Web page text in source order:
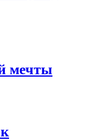
мечты